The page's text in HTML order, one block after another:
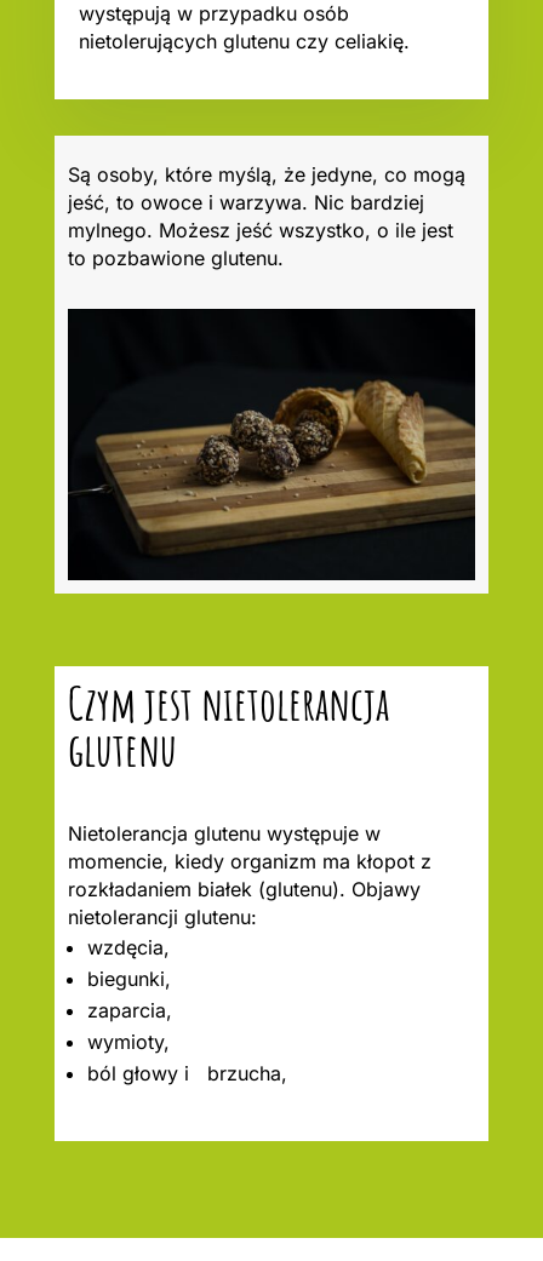
występują w przypadku osób
nietolerujących glutenu czy celiakię.
Są osoby, które myślą, że jedyne, co mogą
jeść, to owoce i warzywa. Nic bardziej
mylnego. Możesz jeść wszystko, o ile jest
to pozbawione glutenu.
Czym jest nietolerancja
glutenu
Nietolerancja glutenu występuje w
momencie, kiedy organizm ma kłopot z
rozkładaniem białek (glutenu). Objawy
nietolerancji glutenu:
wzdęcia,
biegunki,
zaparcia,
wymioty,
ból głowy i brzucha,